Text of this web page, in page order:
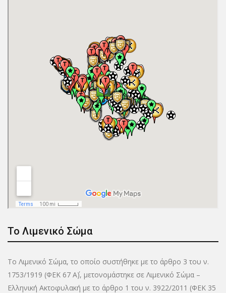
Το Λιμενικό Σώμα
Το Λιμενικό Σώμα, το οποίο συστήθηκε με το άρθρο 3 του ν.
1753/1919 (ΦΕΚ 67 Α΄), μετονομάστηκε σε Λιμενικό Σώμα –
Ελληνική Ακτοφυλακή με το άρθρο 1 του ν. 3922/2011 (ΦΕΚ 35